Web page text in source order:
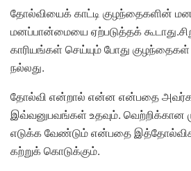
தோல்வியைக் காட்டி குழந்தைகளின்
மனப்பான்மையை ஏற்படுத்தக்
காரியங்கள் செய்யும் போது
நல்லது.
தோல்வி என்றால் என்ன என்பதை
இவ்வனுபவங்கள் உதவும். வெற்றிக்கான
எடுக்க வேண்டும் என்பதை
கற்றுக் கொடுக்கும்.